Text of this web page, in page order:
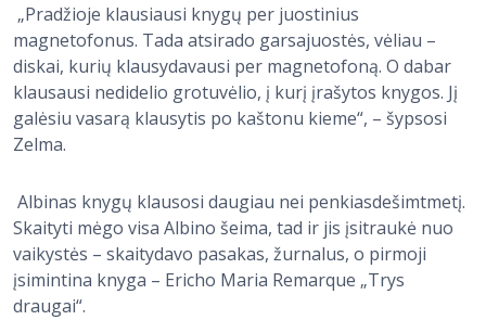
„Pradžioje klausiausi knygų per juostinius
magnetofonus. Tada atsirado garsajuostės, vėliau –
diskai, kurių klausydavausi per magnetofoną. O dabar
klausausi nedidelio grotuvėlio, į kurį įrašytos knygos. Jį
galėsiu vasarą klausytis po kaštonu kieme“, – šypsosi
Zelma.
Albinas knygų klausosi daugiau nei penkiasdešimtmetį.
Skaityti mėgo visa Albino šeima, tad ir jis įsitraukė nuo
vaikystės – skaitydavo pasakas, žurnalus, o pirmoji
įsimintina knyga – Ericho Maria Remarque „Trys
draugai“.